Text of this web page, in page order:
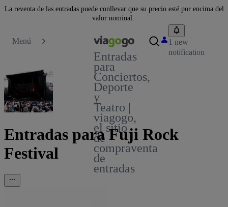
La reventa de las entradas puede conllevar que su precio esté por encima del
valor nominal.
Menú
Entradas
para
Conciertos,
Deporte
y
Teatro |
viagogo,
el sitio
de
compraventa
de
entradas
1 new
notification
Entradas para Fuji Rock
Festival